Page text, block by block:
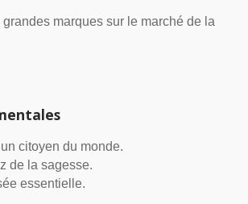
marques sur le marché de la
citoyen du monde.
de la sagesse.
essentielle.